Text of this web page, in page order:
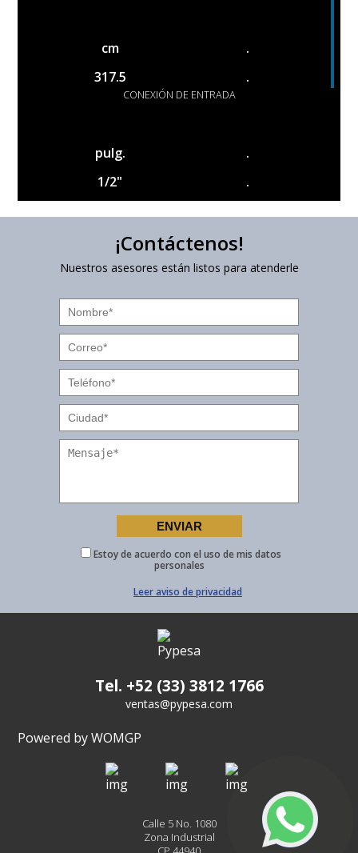
cm
317.5
.
.
CONEXIÓN DE ENTRADA
pulg.
1/2"
.
.
¡Contáctenos!
Nuestros asesores están listos para atenderle
Estoy de acuerdo con el uso de mis datos
personales
Leer aviso de privacidad
Tel. +52 (33) 3812 1766
ventas@pypesa.com
Powered by WOMGP
Calle 5 No. 1080
Zona Industrial